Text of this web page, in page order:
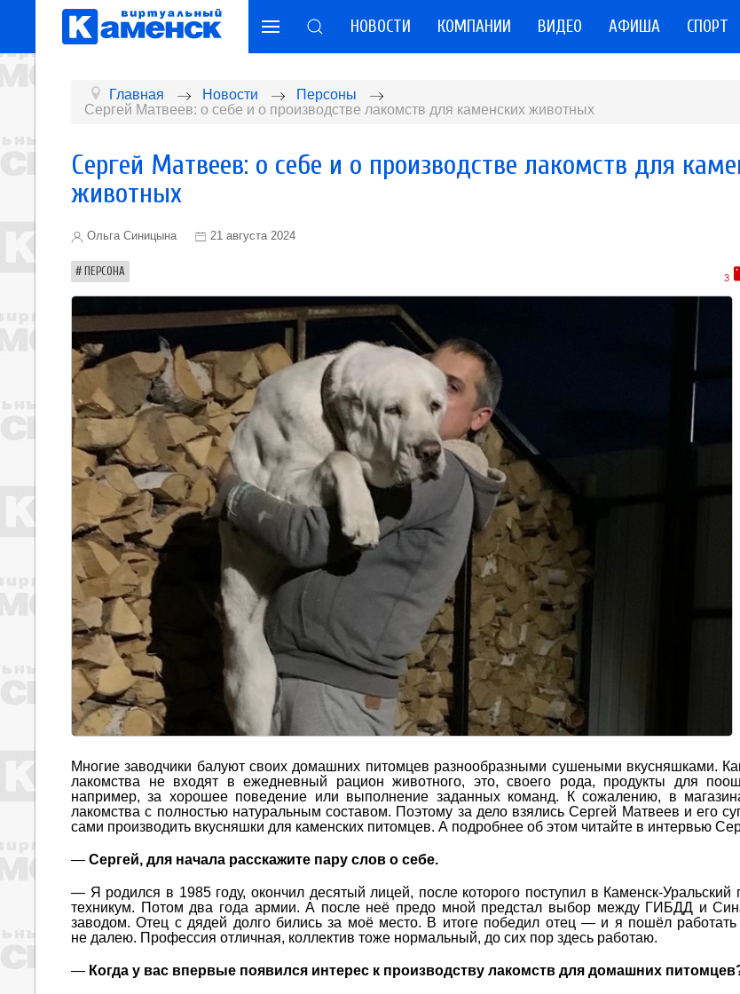
НОВОСТИ КОМПАНИИ ВИДЕО АФИША СПОРТ
Главная Новости
Персоны
Сергей Матвеев: о себе и о производстве лакомств для каменских животных
Сергей Матвеев: о себе и о производстве лакомств для
животных
Ольга Синицына 21 августа 2024
ПЕРСОНА 3
Многие заводчики балуют своих домашних питомцев разнообразными сушеными вкусняшками.
лакомства не входят в ежедневный рацион животного, это, своего рода, продукты для
например, за хорошее поведение или выполнение заданных команд. К сожалению, в
лакомства с полностью натуральным составом. Поэтому за дело взялись Сергей Матвеев и его
сами производить вкусняшки для каменских питомцев. А подробнее об этом читайте в интервью
— Сергей, для начала расскажите пару слов о себе.
— Я родился в 1985 году, окончил десятый лицей, после которого поступил в Каменск-Уральский
техникум. Потом два года армии. А после неё предо мной предстал выбор между ГИБДД и
заводом. Отец с дядей долго бились за моё место. В итоге победил отец — и я пошёл
не далею. Профессия отличная, коллектив тоже нормальный, до сих пор здесь работаю.
— Когда у вас впервые появился интерес к производству лакомств для домашних